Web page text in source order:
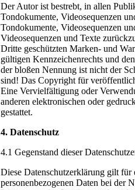
Der Autor ist bestrebt, in allen
Tondokumente, Videosequenzen
Tondokumente, Videosequenzen
Videosequenzen und Texte
Dritte geschützten Marken- und
gültigen Kennzeichenrechts und
der bloßen Nennung ist nicht der
sind! Das Copyright für
Eine Vervielfältigung oder
anderen elektronischen oder
gestattet.
4. Datenschutz
4.1 Gegenstand dieser
Diese Datenschutzerklärung gilt
personenbezogenen Daten bei der